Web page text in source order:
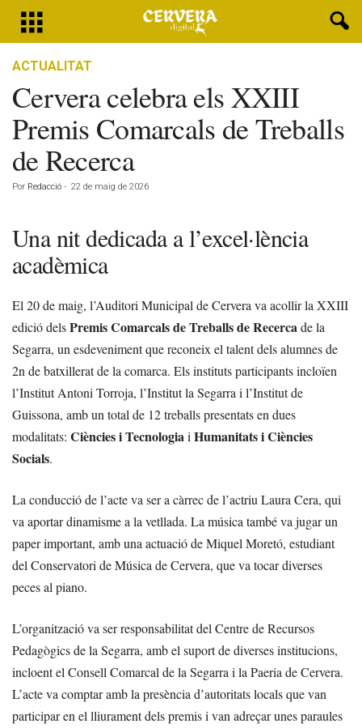
ACTUALITAT
Cervera celebra els XXIII
Premis Comarcals de Treballs
de Recerca
Por Redacció - 22 de maig de 2026
Una nit dedicada a l’excel·lència
acadèmica
El 20 de maig, l’Auditori Municipal de Cervera va acollir la XXIII
edició delsPremis Comarcals de Treballs de Recercade la
Segarra, un esdeveniment que reconeix el talent dels alumnes de
2n de batxillerat de la comarca. Els instituts participants incloïen
l’Institut Antoni Torroja, l’Institut la Segarra i l’Institut de
Guissona, amb un total de 12 treballs presentats en dues
modalitats: Ciències i Tecnologiai Humanitats i Ciències
Socials.
La conducció de l’acte va ser a càrrec de l’actriu Laura Cera, qui
va aportar dinamisme a la vetllada. La música també va jugar un
paper important, amb una actuació de Miquel Moretó, estudiant
del Conservatori de Música de Cervera, que va tocar diverses
peces al piano.
L’organització va ser responsabilitat del Centre de Recursos
Pedagògics de la Segarra, amb el suport de diverses institucions,
incloent el Consell Comarcal de la Segarra i la Paeria de Cervera.
L’acte va comptar amb la presència d’autoritats locals que van
participar en el lliurament dels premis i van adreçar unes paraules